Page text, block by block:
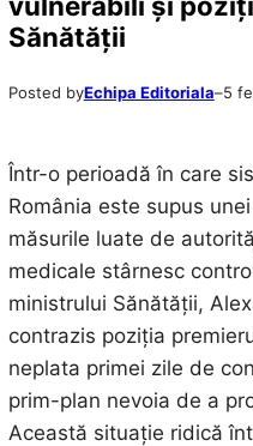
Sănătății
Posted byEchipa Editoriala–5
Într-o perioadă în care
România este supus
măsurile luate de
medicale stârnesc
ministrului Sănătății,
contrazis poziția
neplata primei zile de
prim-plan nevoia de a
Această situație ridică